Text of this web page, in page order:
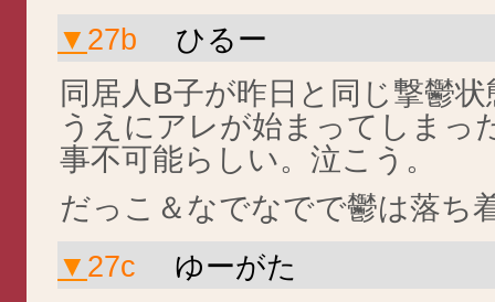
▼ 27b
ひるー
同居人B子が昨日と同じ撃鬱
うえにアレが始まってしまっ
事不可能らしい。泣こう。
だっこ＆なでなでで鬱は落ち
▼ 27c
ゆーがた